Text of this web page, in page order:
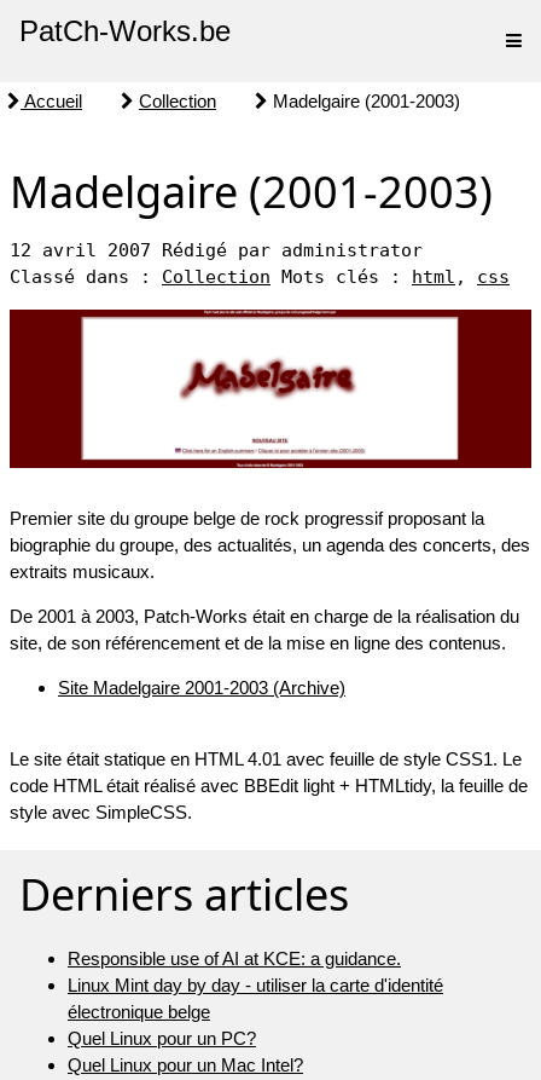
PatCh-Works.be
Accueil Collection Madelgaire (2001-2003)
Madelgaire (2001-2003)
12 avril 2007 Rédigé par administrator
Classé dans : Collection Mots clés : html , css
Premier site du groupe belge de rock progressif proposant la
biographie du groupe, des actualités, un agenda des concerts, des
extraits musicaux.
De 2001 à 2003, Patch-Works était en charge de la réalisation du
site, de son référencement et de la mise en ligne des contenus.
Site Madelgaire 2001-2003 (Archive)
Le site était statique en HTML 4.01 avec feuille de style CSS1. Le
code HTML était réalisé avec BBEdit light + HTMLtidy, la feuille de
style avec SimpleCSS.
Derniers articles
Responsible use of AI at KCE: a guidance.
Linux Mint day by day - utiliser la carte d'identité
électronique belge
Quel Linux pour un PC?
Quel Linux pour un Mac Intel?